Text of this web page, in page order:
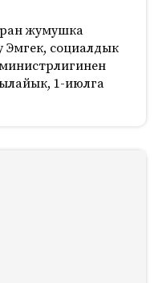
жумушка
Эмгек, социалдык
1-июлга